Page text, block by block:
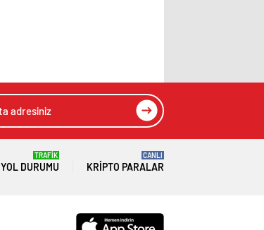
YOL DURUMU
TRAFİK
KRIPTO PARALAR
CANLI